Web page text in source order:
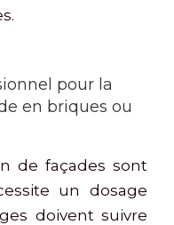
pour la
en briques ou
de façades sont
un dosage
doivent suivre